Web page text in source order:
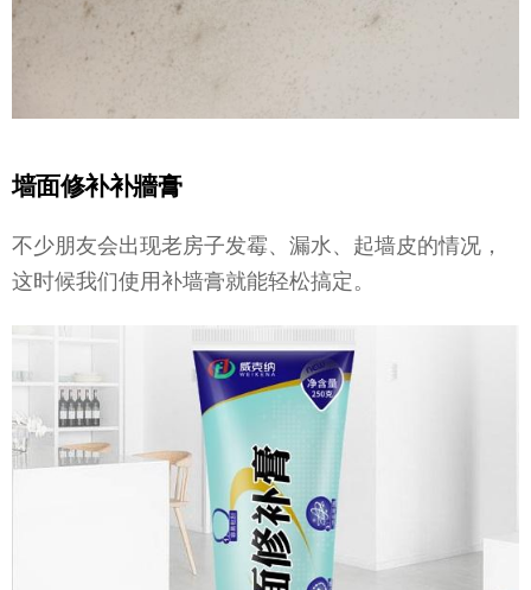
墙面修补补牆膏
不少朋友会出现老房子发霉、漏水、起墙皮的情况，
这时候我们使用补墙膏就能轻松搞定。